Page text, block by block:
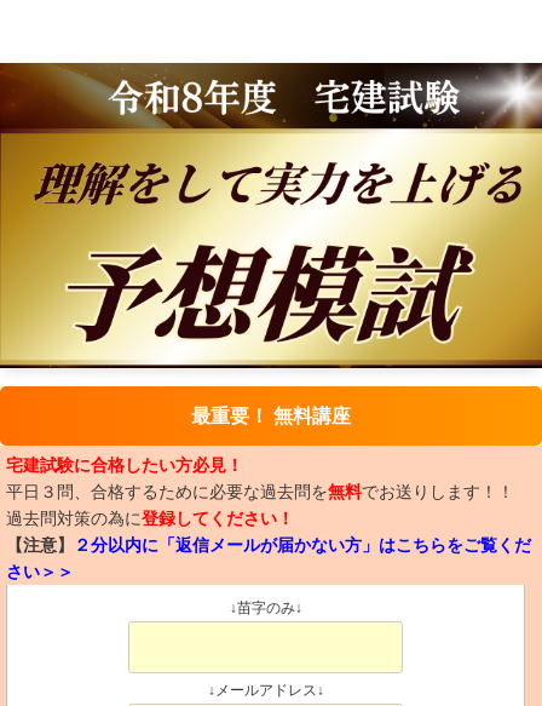
最重要！ 無料講座
宅建試験に合格したい方必見！
平日３問、合格するために必要な過去問を無料でお送りします！！
過去問対策の為に登録してください！
【注意】
２分以内に「返信メールが届かない方」はこちらをご覧くだ
さい＞＞
↓苗字のみ↓
↓メールアドレス↓